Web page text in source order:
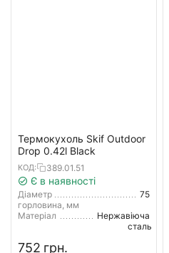
Термокухоль Skif Outdoor
Drop 0.42l Black
КОД: 389.01.51
Є в наявності
Діаметр
горловина, мм
75
Матеріал
Нержавіюча
сталь
‍752‍ грн.